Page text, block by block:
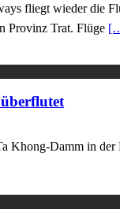
fliegt wieder die
Provinz Trat. Flüge
Damm in